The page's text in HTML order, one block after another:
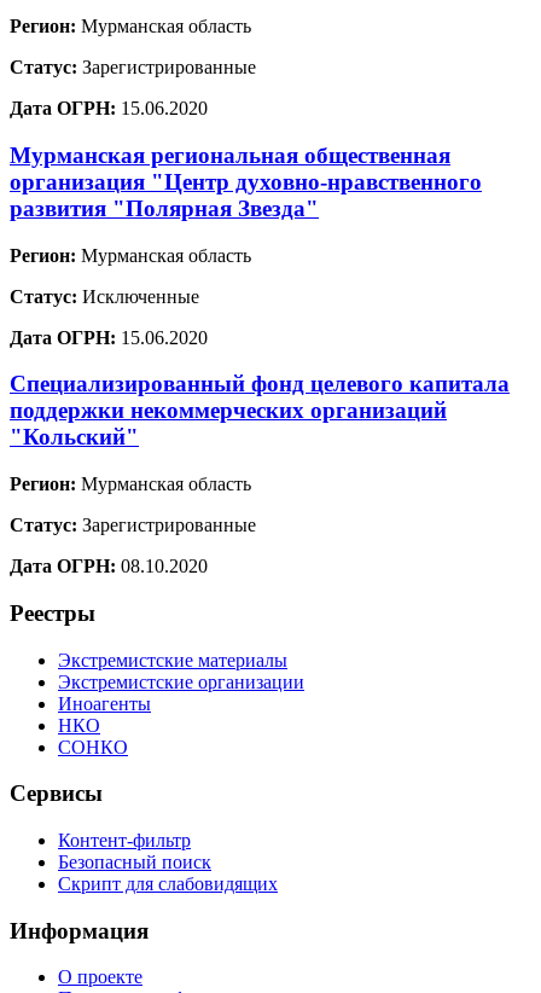
Регион: Мурманская область
Статус: Зарегистрированные
Дата ОГРН: 15.06.2020
Мурманская региональная общественная
организация "Центр духовно-нравственного
развития "Полярная Звезда"
Регион: Мурманская область
Статус: Исключенные
Дата ОГРН: 15.06.2020
Специализированный фонд целевого капитала
поддержки некоммерческих организаций
"Кольский"
Регион: Мурманская область
Статус: Зарегистрированные
Дата ОГРН: 08.10.2020
Реестры
Экстремистские материалы
Экстремистские организации
Иноагенты
НКО
СОНКО
Сервисы
Контент-фильтр
Безопасный поиск
Скрипт для слабовидящих
Информация
О проекте